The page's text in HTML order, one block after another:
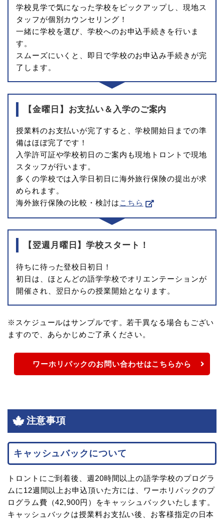
学校見学で気になった学校をピックアップし、現地ス
タッフが個別カウンセリング！
一緒に学校を選び、学校へのお申込手続きを行いま
す。
スムーズにいくと、即日で学校のお申込み手続きが完
了します。
【金曜日】お支払い＆入学のご案内
授業料のお支払いが完了すると、学校開始日までの準
備はほぼ完了です！
入学許可証や学校初日のご案内も現地トロントで現地
スタッフが行います。
多くの学校では入学日初日に海外旅行保険の提出が求
められます。
海外旅行保険の比較・検討は こちら
【翌週月曜日】学校スタート！
待ちに待った登校日初日！
初日は、ほとんどの語学学校でオリエンテーションが
開催され、翌日からの授業開始となります。
※スケジュールはサンプルです。若干異なる場合もござい
ますので、あらかじめご了承ください。
ワーホリパックのお問い合わせはこちらから
注意事項
キャッシュバックについて
トロントにご到着後、週20時間以上の語学学校のプログラ
ムに12週間以上お申込頂いた方には、ワーホリパックのプ
ログラム費（42,900円）をキャッシュバックいたします。
キャッシュバックは授業料お支払い後、お客様指定の日本